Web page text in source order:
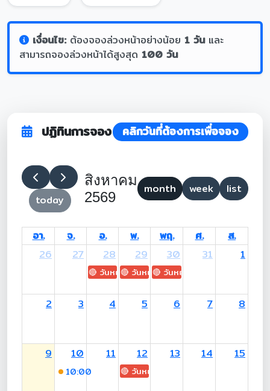
เงื่อนไข:ต้องจองล่วงหน้าอย่างน้อย 1 วันและ
สามารถจองล่วงหน้าได้สูงสุด 100 วัน
ปฏิทินการจอง คลิกวันที่ต้องการเพื่อจอง
today
สิงหาคม
2569
month week list
อา. จ. อ. พ. พฤ. ศ.
ส.
26
27 28
🔴 วันหยุด: H.M. King Maha Vajiralongkorn's
29
🔴 วันหยุด: Asanha Bucha Day
30
🔴 วันหยุด: Buddhist Lent
31 1
2 3 4 5 6 7 8
9 10
10:00 -13:00 (อ.ศิรดา)
11 12
🔴 วันหยุด: H.M. Queen Sirikit The
13 14 15